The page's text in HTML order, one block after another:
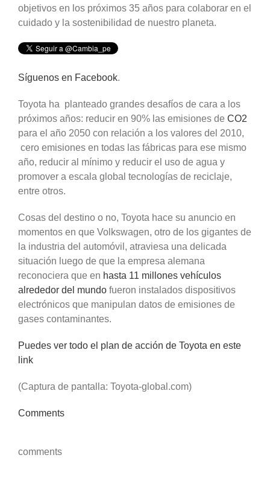
objetivos en los próximos 35 años para colaborar en el
cuidado y la sostenibilidad de nuestro planeta.
Síguenos en Facebook.
Toyota ha planteado grandes desafíos de cara a los
próximos años: reducir en 90% las emisiones de CO2
para el año 2050 con relación a los valores del 2010,
cero emisiones en todas las fábricas para ese mismo
año, reducir al mínimo y reducir el uso de agua y
promover a escala global tecnologías de reciclaje,
entre otros.
Cosas del destino o no, Toyota hace su anuncio en
momentos en que Volkswagen, otro de los gigantes de
la industria del automóvil, atraviesa una delicada
situación luego de que la empresa alemana
reconociera que en hasta 11 millones vehículos
alrededor del mundo fueron instalados dispositivos
electrónicos que manipulan datos de emisiones de
gases contaminantes.
Puedes ver todo el plan de acción de Toyota en este
link
(Captura de pantalla: Toyota-global.com)
Comments
comments